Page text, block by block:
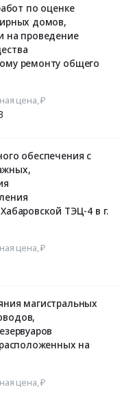
по оценке
домов,
на проведение
ремонту общего
цена, ₽
обеспечения с
ТЭЦ-4 в г.
цена, ₽
магистральных
на
цена, ₽